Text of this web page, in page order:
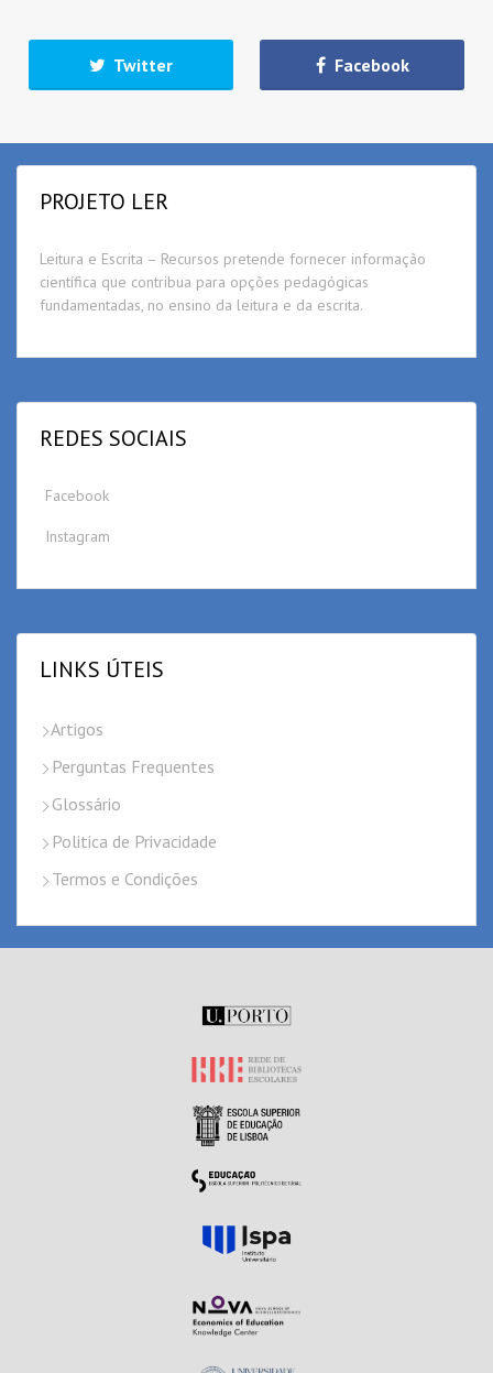
Twitter Facebook
PROJETO LER
Leitura e Escrita – Recursos pretende fornecer informação
científica que contribua para opções pedagógicas
fundamentadas, no ensino da leitura e da escrita.
REDES SOCIAIS
Facebook
Instagram
LINKS ÚTEIS
Artigos
Perguntas Frequentes
Glossário
Politica de Privacidade
Termos e Condições